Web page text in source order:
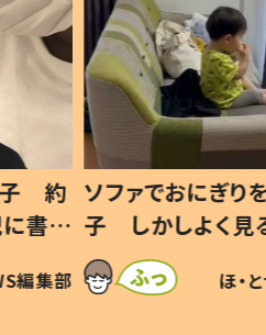
歳息
？」
編集部
小1から不登校、
ッド」だった 父
作り続ける理由と
#令和の子
SNSで話題 ほ・